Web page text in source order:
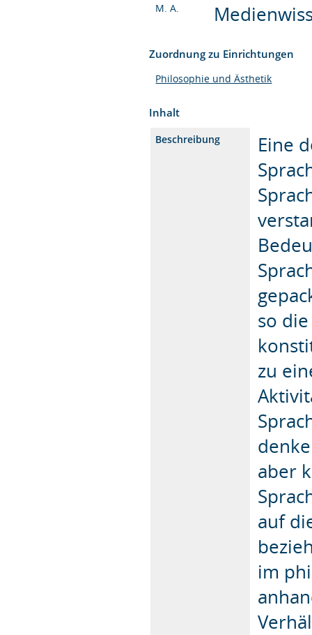
M. A.
Zuordnung zu Einrichtungen
Philosophie und Ästhetik
Inhalt
Beschreibung
Eine
so
zu
aber
auf
im